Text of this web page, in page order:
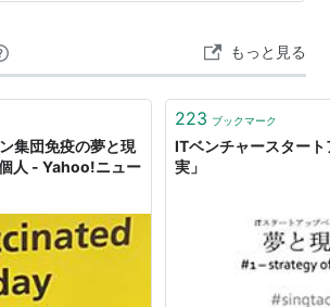
てゆ…
もっと見る
集団免疫の夢と現
人 - Yahoo!ニュー
223 ブックマーク
ITベンチャースター
実」